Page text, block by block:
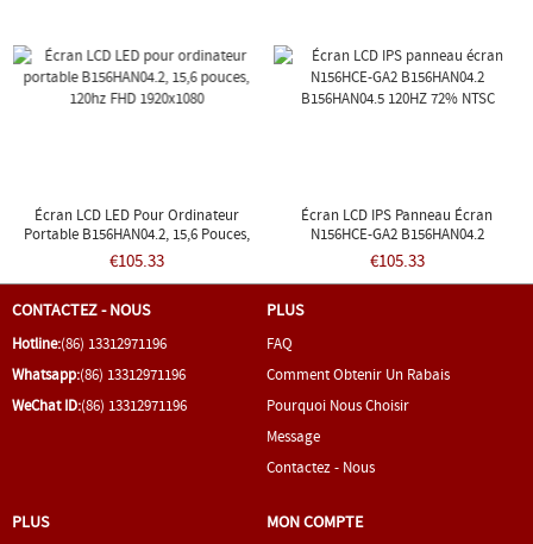
Écran LCD LED Pour Ordinateur
Portable B156HAN04.2, 15,6 Pouces,
120hz FHD 1920x1080
€105.33
Écran LCD IPS Panneau Écran
N156HCE-GA2 B156HAN04.2
B156HAN04.5 120HZ 72% NTSC
€105.33
CONTACTEZ - NOUS
Hotline:(86) 13312971196
Whatsapp:(86) 13312971196
WeChat ID:(86) 13312971196
PLUS
FAQ
Comment Obtenir Un Rabais
Pourquoi Nous Choisir
Message
Contactez - Nous
PLUS MON COMPTE